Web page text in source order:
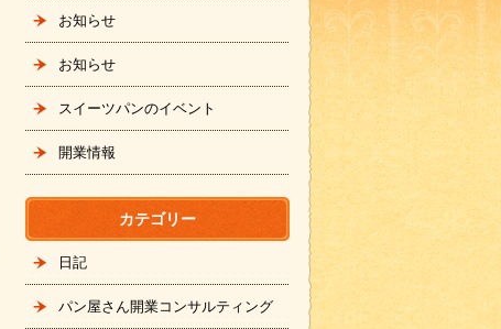
お知らせ
お知らせ
スイーツパンのイベント
開業情報
カテゴリー
日記
パン屋さん開業コンサルティング